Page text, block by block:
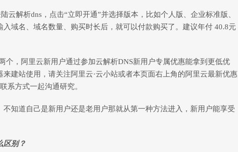
解析dns，点击“立即开通”并选择版本，比如个人版、企业标准版、
域名、域名数量、购买时长后，就可以付款购买了。建议年付 40.8元
，阿里云新用户通过参加云解析DNS新用户专属优惠能拿到更低优
建站使用，请关注阿里云·云小站或者本页面右上角的阿里云最新优惠
系方式一起沟通研究。
道自己是新用户还是老用户那就从第一种方法进入，新用户能享受
区别？